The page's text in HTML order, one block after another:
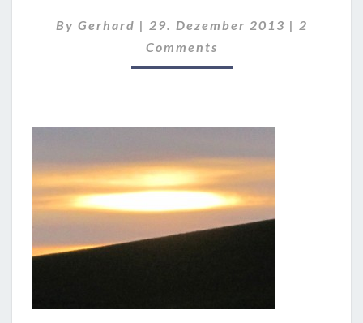
IM
I
GING
By Gerhard | 29. Dezember 2013 | 2
Comments